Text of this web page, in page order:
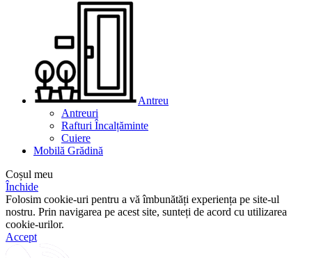
Antreu
Antreuri
Rafturi Încalțăminte
Cuiere
Mobilă Grădină
Coșul meu
Închide
Folosim cookie-uri pentru a vă îmbunătăți experiența pe site-ul
nostru. Prin navigarea pe acest site, sunteți de acord cu utilizarea
cookie-urilor.
Accept